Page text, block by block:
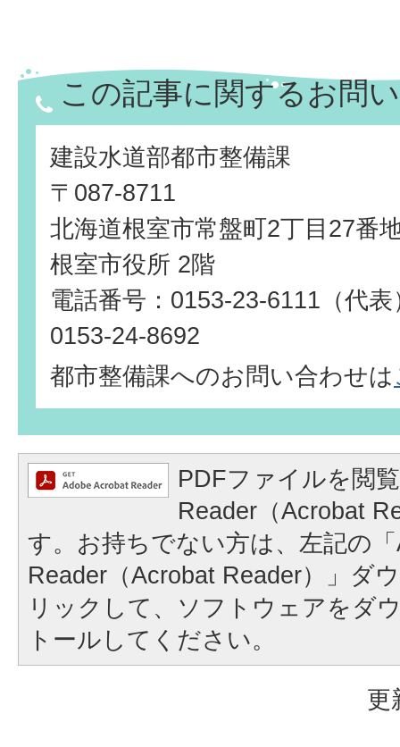
この記事に関するお問
建設水道部都市整備課
〒087-8711
北海道根室市常盤町2丁目27番
根室市役所 2階
電話番号：0153-23-6111（代
0153-24-8692
都市整備課へのお問い合わせは
PDFファイルを閲
Reader（Acrobat
す。お持ちでない方は、左記の
Reader（Acrobat Reader）」ダ
リックして、ソフトウェアをダ
トールしてください。
更